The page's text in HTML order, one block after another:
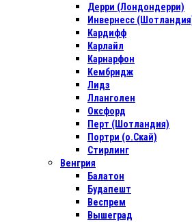
Дерри (Лондондерри)
Инвернесс
Кардифф
Карлайл
Карнарфон
Кембридж
Лидз
Лланголен
Оксфорд
Перт (Шотландия)
Портри (о.Скай)
Стирлинг
Венгрия
Балатон
Будапешт
Веспрем
Вышеград